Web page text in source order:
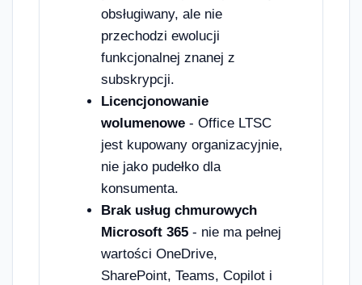
obsługiwany, ale nie
przechodzi ewolucji
funkcjonalnej znanej z
subskrypcji.
Licencjonowanie
wolumenowe - Office LTSC
jest kupowany organizacyjnie,
nie jako pudełko dla
konsumenta.
Brak usług chmurowych
Microsoft 365 - nie ma pełnej
wartości OneDrive,
SharePoint, Teams, Copilot i